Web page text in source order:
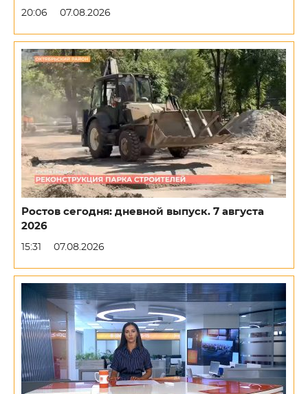
20:06 07.08.2026
Ростов сегодня: дневной выпуск. 7 августа
2026
15:31 07.08.2026